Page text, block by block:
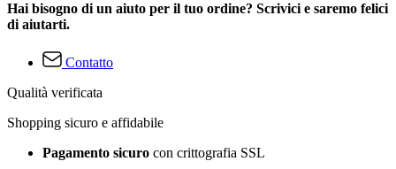
Hai bisogno di un aiuto per il tuo ordine? Scrivici e saremo felici
di aiutarti.
Contatto
Qualità verificata
Shopping sicuro e affidabile
Pagamento sicuro con crittografia SSL